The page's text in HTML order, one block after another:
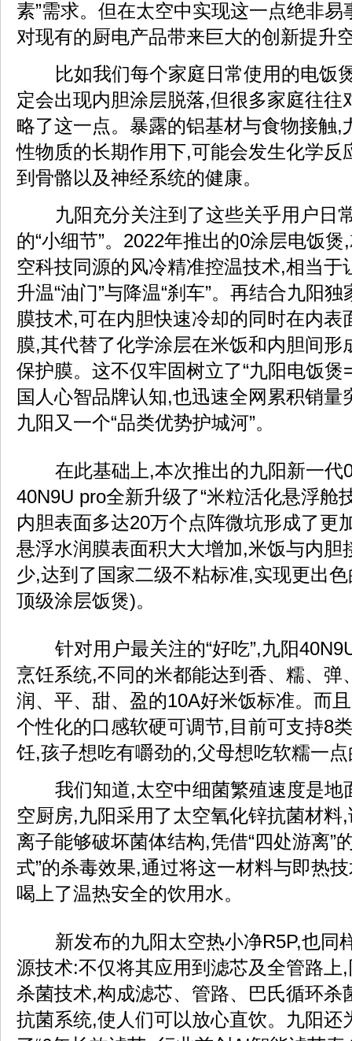
素”需求。但在太空中实现这一点绝非
对现有的厨电产品带来巨大的创新提升
比如我们每个家庭日常使用的电饭
定会出现内胆涂层脱落,但很多家庭往往
略了这一点。暴露的铝基材与食物接触,
性物质的长期作用下,可能会发生化学反
到骨骼以及神经系统的健康。
九阳充分关注到了这些关乎用户日
的“小细节”。2022年推出的0涂层电饭
空科技同源的风冷精准控温技术,相当于
升温“油门”与降温“刹车”。再结合九阳
膜技术,可在内胆快速冷却的同时在内表
膜,其代替了化学涂层在米饭和内胆间形
保护膜。这不仅牢固树立了“九阳电饭煲
国人心智品牌认知,也迅速全网累积销量
九阳又一个“品类优势护城河”。
在此基础上,本次推出的九阳新一代
40N9U pro全新升级了“米粒活化悬浮舱
内胆表面多达20万个点阵微坑形成了更
悬浮水润膜表面积大大增加,米饭与内胆
少,达到了国家二级不粘标准,实现更出
顶级涂层饭煲)。
针对用户最关注的“好吃”,九阳
烹饪系统,不同的米都能达到香、糯、弹
润、平、甜、盈的10A好米饭标准。而
个性化的口感软硬可调节,目前可支持8
饪,孩子想吃有嚼劲的,父母想吃软糯一
我们知道,太空中细菌繁殖速度是地
空厨房,九阳采用了太空氧化锌抗菌材料
离子能够破坏菌体结构,凭借“四处游离”
式”的杀毒效果,通过将这一材料与即热
喝上了温热安全的饮用水。
新发布的九阳太空热小净R5P,也同
源技术:不仅将其应用到滤芯及全管路上
杀菌技术,构成滤芯、管路、巴氏循环杀
抗菌系统,使人们可以放心直饮。九阳还